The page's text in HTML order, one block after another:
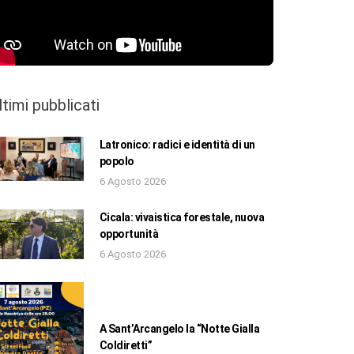
pubblicati
Latronico: radici e identità di un
popolo
6 Agosto 2026
Cicala: vivaistica forestale, nuova
opportunità
6 Agosto 2026
A Sant’Arcangelo la “Notte Gialla
Coldiretti”